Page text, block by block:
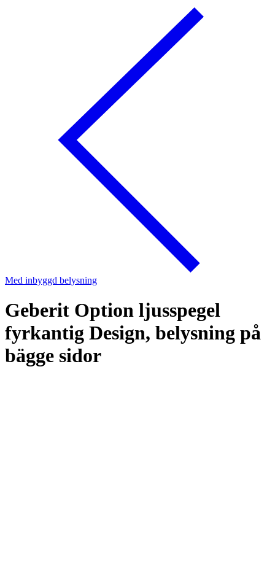
Med inbyggd belysning
Geberit Option ljusspegel
fyrkantig Design, belysning på
bägge sidor